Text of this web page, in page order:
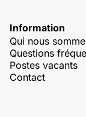
Information
Qui nous
Questions
Postes vacants
Contact